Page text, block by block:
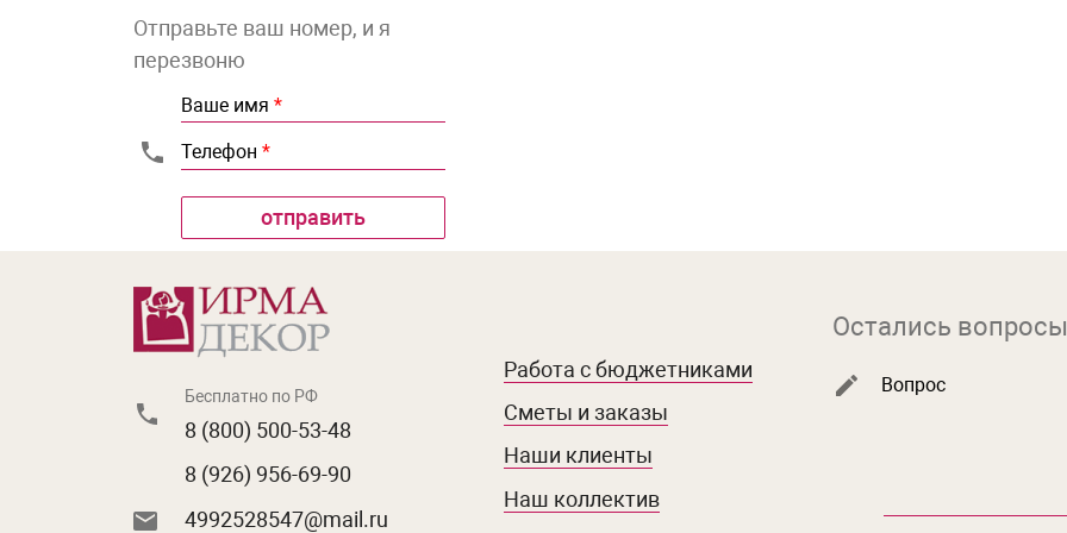
Отправьте ваш номер, и я
перезвоню
Ваше имя *
Телефон *
Бесплатно по РФ
8 (800) 500-53-48
8 (926) 956-69-90
4992528547@mail.ru
Работа с бюджетниками
Сметы и заказы
Наши клиенты
Наш коллектив
Остались
Вопрос